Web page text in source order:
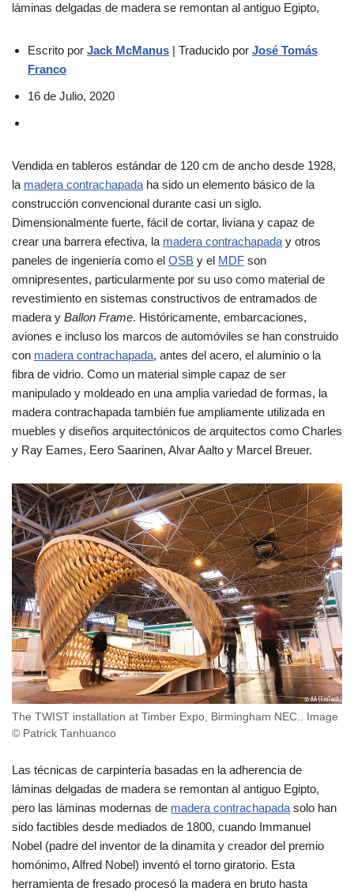
láminas delgadas de madera se remontan al antiguo Egipto,
Escrito por Jack McManus | Traducido por José Tomás
Franco
16 de Julio, 2020
Vendida en tableros estándar de 120 cm de ancho desde 1928,
la madera contrachapada ha sido un elemento básico de la
construcción convencional durante casi un siglo.
Dimensionalmente fuerte, fácil de cortar, liviana y capaz de
crear una barrera efectiva, la madera contrachapada y otros
paneles de ingeniería como el OSB y el MDF son
omnipresentes, particularmente por su uso como material de
revestimiento en sistemas constructivos de entramados de
madera y Ballon Frame. Históricamente, embarcaciones,
aviones e incluso los marcos de automóviles se han construido
con madera contrachapada, antes del acero, el aluminio o la
fibra de vidrio. Como un material simple capaz de ser
manipulado y moldeado en una amplia variedad de formas, la
madera contrachapada también fue ampliamente utilizada en
muebles y diseños arquitectónicos de arquitectos como Charles
y Ray Eames, Eero Saarinen, Alvar Aalto y Marcel Breuer.
The TWIST installation at Timber Expo, Birmingham NEC.. Image
© Patrick Tanhuanco
Las técnicas de carpintería basadas en la adherencia de
láminas delgadas de madera se remontan al antiguo Egipto,
pero las láminas modernas de madera contrachapadasolo han
sido factibles desde mediados de 1800, cuando Immanuel
Nobel (padre del inventor de la dinamita y creador del premio
homónimo, Alfred Nobel) inventó el torno giratorio. Esta
herramienta de fresado procesó la madera en bruto hasta